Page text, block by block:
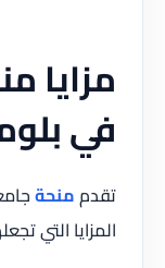
مزايا
في
تقدممنحة
المزايا التي